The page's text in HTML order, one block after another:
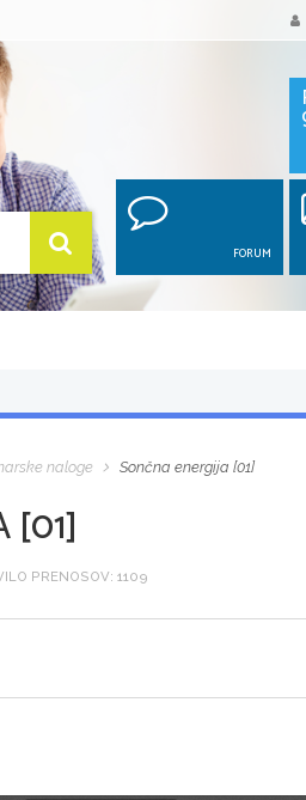
FORUM
naloge Sončna energija [01]
[01]
PRENOSOV: 1109